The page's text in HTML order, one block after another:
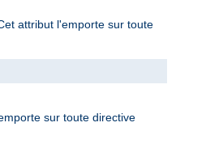
attribut l'emporte sur toute
sur toute directive